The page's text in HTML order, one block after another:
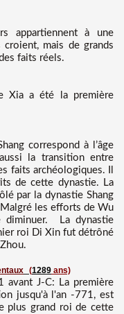
appartiennent à une
mais de grands
faits réels.
Xia a été la première
correspond à l’âge
la transition entre
faits archéologiques. Il
de cette dynastie. La
par la dynastie Shang
les efforts de Wu
diminuer. La dynastie
roi Di Xin fut détrôné
(1289 ans)
J-C: La première
jusqu'à l'an -771, est
plus grand roi de cette